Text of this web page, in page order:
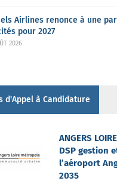
Airlines renonce à une
pour 2027
2026
d'Appel à Candidature
ANGERS
DSP gestion
l’aéroport
2035